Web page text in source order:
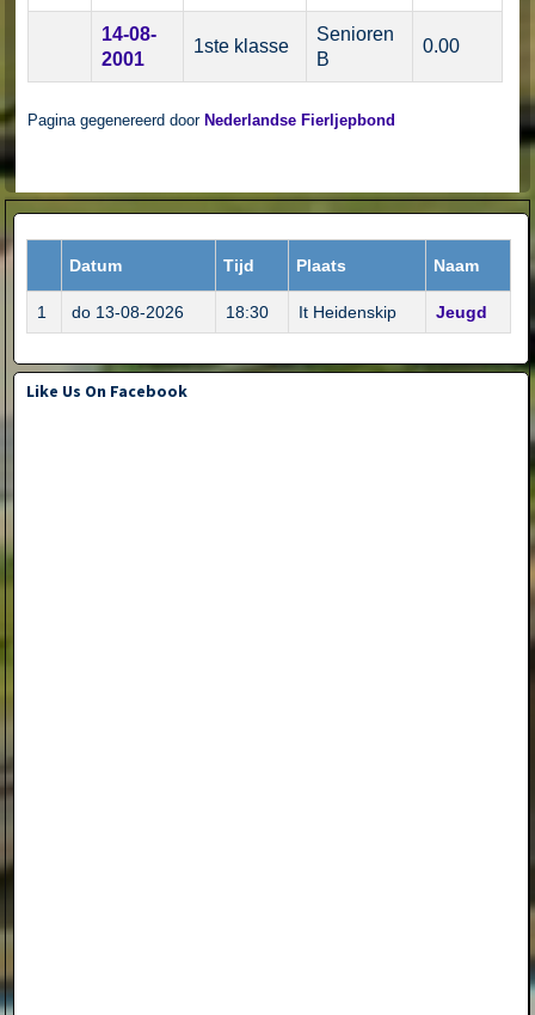
14-08-
2001
1ste klasse
Senioren
B
0.00
Pagina gegenereerd door Nederlandse Fierljepbond
Datum Tijd Plaats Naam
1 do 13-08-2026 18:30 It Heidenskip Jeugd
Like Us On Facebook